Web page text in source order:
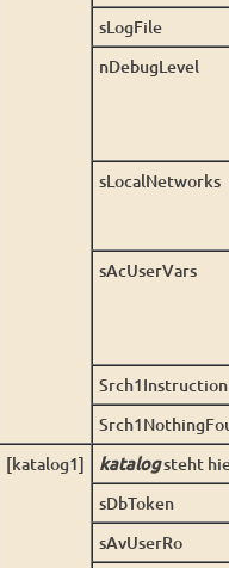
sLogFile
nDebugLevel
sLocalNetworks
sAcUserVars
Srch1Instruction
[katalog1]
katalogsteht
sDbToken
sAvUserRo